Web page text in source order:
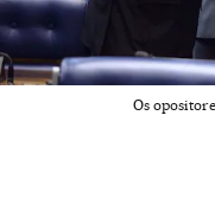
Os